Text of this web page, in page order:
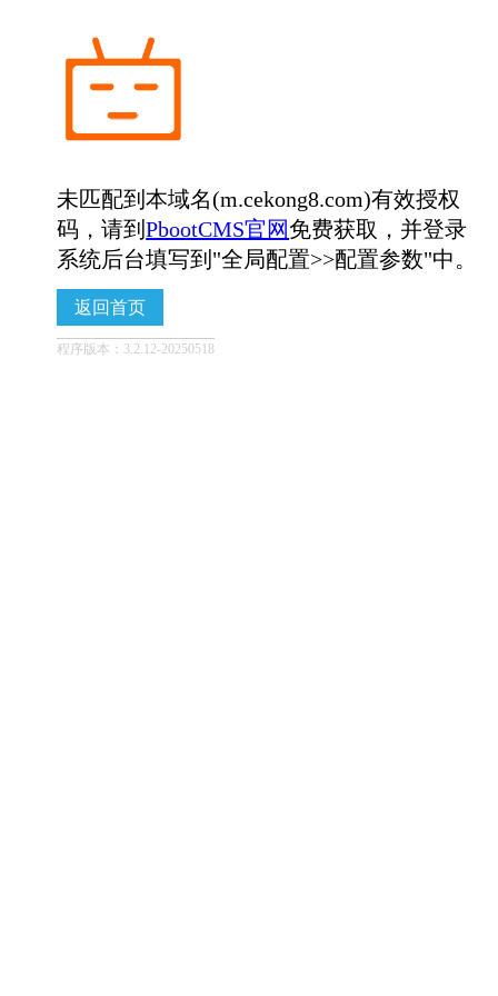
未匹配到本域名(m.cekong8.com)有效授权
码，请到PbootCMS官网免费获取，并登录
系统后台填写到"全局配置>>配置参数"中。
返回首页
程序版本：3.2.12-20250518